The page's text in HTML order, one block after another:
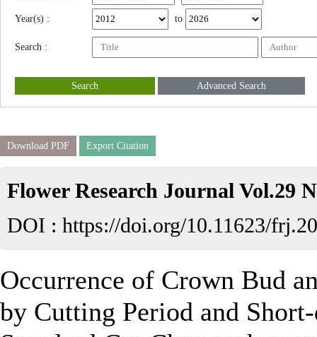
Year(s) : to
Search :
Search Advanced Search
Download PDF Export Citation
Flower Research Journal Vol.29
DOI : https://doi.org/10.11623/
Occurrence of Crown Bud
by Cutting Period and